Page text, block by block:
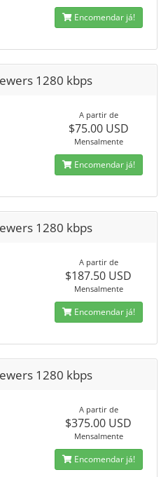
Encomendar já!
1280 kbps
A partir de
$75.00 USD
Mensalmente
Encomendar já!
1280 kbps
A partir de
$187.50 USD
Mensalmente
Encomendar já!
1280 kbps
A partir de
$375.00 USD
Mensalmente
Encomendar já!